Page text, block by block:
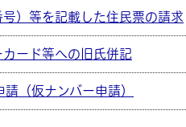
）等を記載した住民票の請求
ード等への旧氏併記
（仮ナンバー申請）